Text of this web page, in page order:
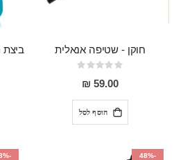
חוקן - שטיפה אנאלית
Rating:
0%
59.00 ₪
הוסף לסל
-48%
-38%